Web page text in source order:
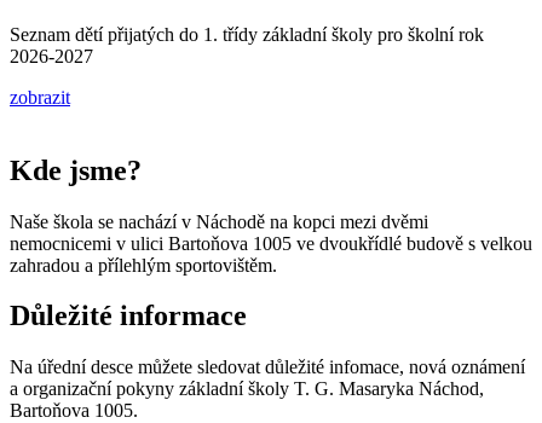
Seznam dětí přijatých do 1. třídy základní školy pro školní rok
2026-2027
zobrazit
Kde jsme?
Naše škola se nachází v Náchodě na kopci mezi dvěmi
nemocnicemi v ulici Bartoňova 1005 ve dvoukřídlé budově s velkou
zahradou a přílehlým sportovištěm.
Důležité informace
Na úřední desce můžete sledovat důležité infomace, nová oznámení
a organizační pokyny základní školy T. G. Masaryka Náchod,
Bartoňova 1005.